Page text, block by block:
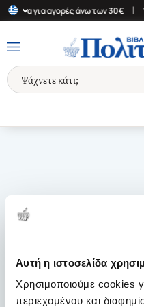
Αυτή η ιστοσελίδα
Χρησιμοποιούμε cookies
περιεχομένου και
για αγορές άνω των 30€ |